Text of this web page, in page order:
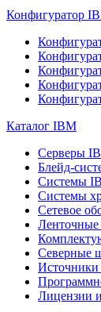
Конфигуратор
Каталог IBM
Серверы
Блейд-
Системы
Системы
Сетевое
Северные
Источники
Лицензии